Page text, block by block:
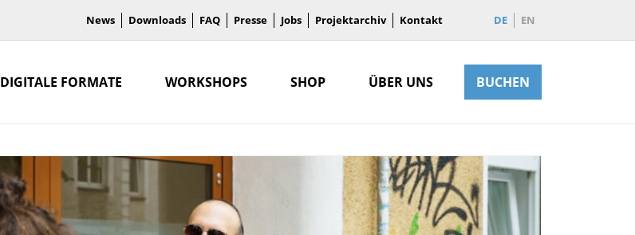
News Downloads FAQ Presse Jobs Projektarchiv Kontakt DE EN
DIGITALE FORMATE WORKSHOPS SHOP ÜBER UNS BUCHEN